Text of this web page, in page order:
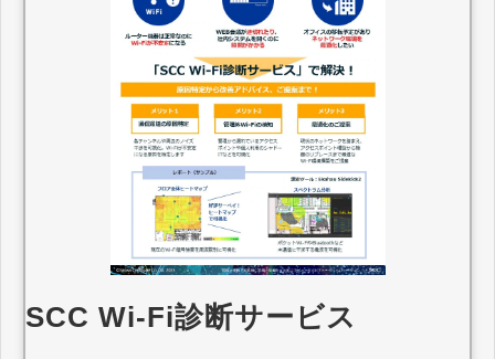
SCC Wi-Fi診断サービス